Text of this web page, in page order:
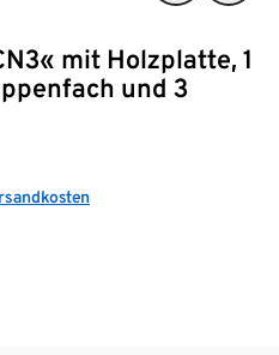
mit Holzplatte, 1
und 3